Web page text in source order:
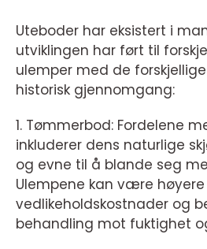
Uteboder har eksistert i
utviklingen har ført til
ulemper med de
historisk gjennomgang:
1. Tømmerbod: Fordelene
inkluderer dens naturlige
og evne til å blande seg
Ulempene kan være høyere
vedlikeholdskostnader og
behandling mot fuktighet